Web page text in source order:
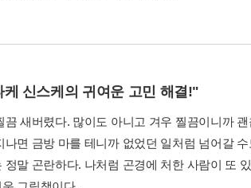
신스케의 귀여운 고민 해결!"
끔 새버렸다. 많이도 아니고 겨우 찔끔이니까
나면 금방 마를 테니까 없었던 일처럼 넘어갈
정말 곤란하다. 나처럼 곤경에 처한 사람이 또